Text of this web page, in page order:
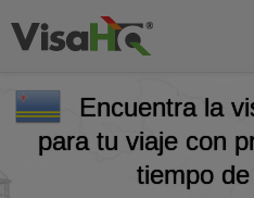
Encuentra la
para tu viaje con
tiempo